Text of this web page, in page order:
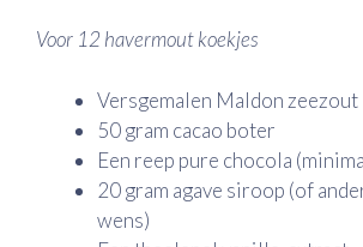
Voor 12 havermout koekjes
Versgemalen Maldon zeezout
50 gram cacao boter
Een reep pure chocola
20 gram agave siroop (of
wens)